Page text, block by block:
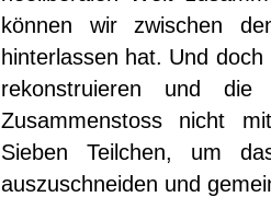
können wir zwischen
hinterlassen hat. Und
rekonstruieren und
Zusammenstoss nicht
Sieben Teilchen, um
auszuschneiden und